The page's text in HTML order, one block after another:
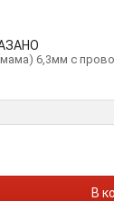
6,3мм с
В